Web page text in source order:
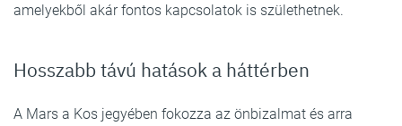
amelyekből akár fontos kapcsolatok is születhetnek.
Hosszabb távú hatások a háttérben
A Mars a Kos jegyében fokozza az önbizalmat és arra